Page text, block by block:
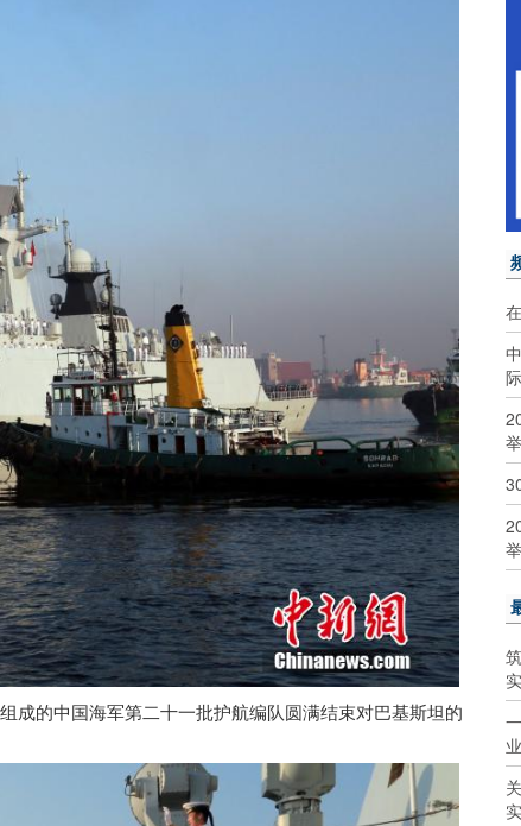
成的中国海军第二十一批护航编队圆满结束对巴基斯坦的